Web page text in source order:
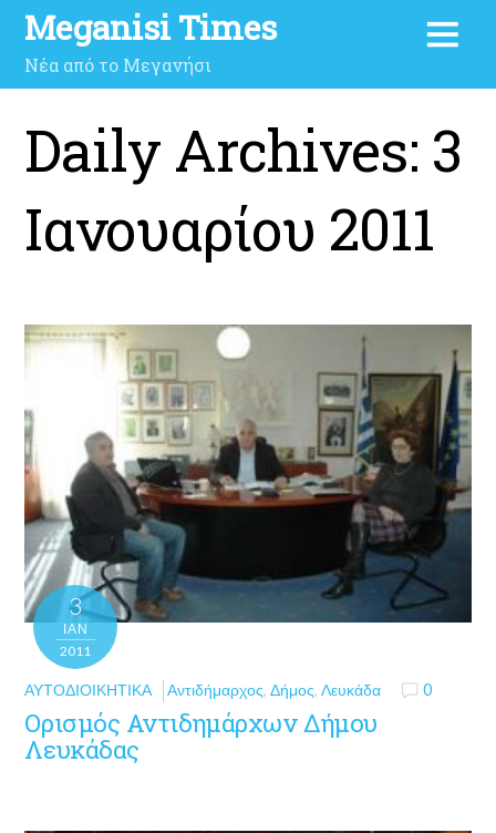
Meganisi Times
Νέα από το Μεγανήσι
Daily Archives: 3
Ιανουαρίου 2011
3
ΙΑΝ
2011
ΑΥΤΟΔΙΟΙΚΗΤΙΚΆ Αντιδήμαρχος,Δήμος,Λευκάδα 0
Ορισμός Αντιδημάρχων Δήμου
Λευκάδας